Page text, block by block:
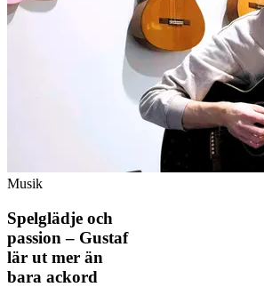
Musik
Spelglädje och
passion – Gustaf
lär ut mer än
bara ackord